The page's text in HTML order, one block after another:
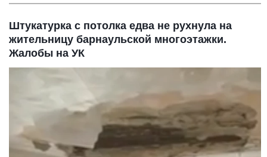
Штукатурка с потолка едва не рухнула на
жительницу барнаульской многоэтажки.
Жалобы на УК